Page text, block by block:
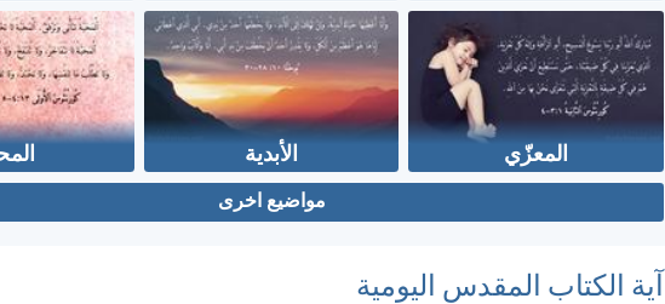
المعزّي الأبدية
مواضيع اخرى
آية الكتاب المقدس اليومية